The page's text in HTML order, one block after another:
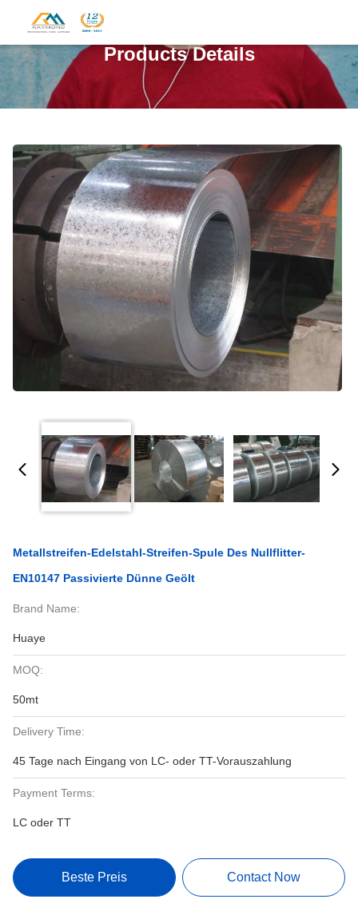
Products Details
Metallstreifen-Edelstahl-Streifen-Spule Des Nullflitter-
EN10147 Passivierte Dünne Geölt
Brand Name:
Huaye
MOQ:
50mt
Delivery Time:
45 Tage nach Eingang von LC- oder TT-Vorauszahlung
Payment Terms:
LC oder TT
Beste Preis Contact Now